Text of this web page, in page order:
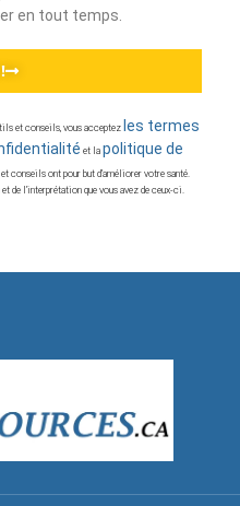
en tout temps.
et conseils, vous acceptez les termes
et la politique de
conseils ont pour but d’améliorer votre santé.
de l’interprétation que vous avez de ceux-ci.